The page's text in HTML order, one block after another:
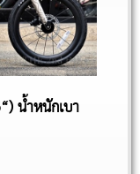
น้ำหนักเบา